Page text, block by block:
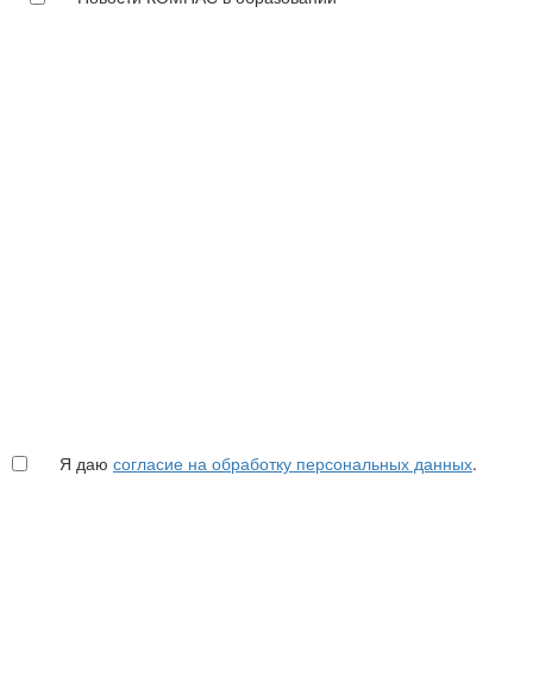
Я даю согласие на обработку персональных данных.